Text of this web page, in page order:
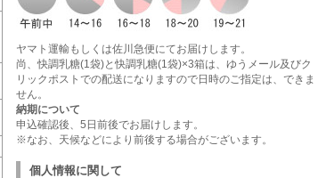
ヤマト運輸もしくは佐川急便にてお届けします。
尚、快調乳糖(1袋)と快調乳糖(1袋)×3箱は、ゆうメール及びク
リックポストでの配送になりますので日時のご指定は、できま
せん。
納期について
申込確認後、5日前後でお届けします。
※なお、天候などにより前後する場合がございます。
個人情報に関して